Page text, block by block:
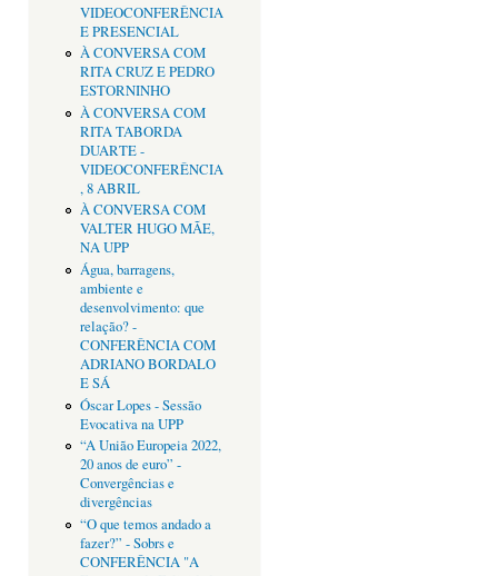
VIDEOCONFERÊNCIA
E PRESENCIAL
À CONVERSA COM
RITA CRUZ E PEDRO
ESTORNINHO
À CONVERSA COM
RITA TABORDA
DUARTE -
VIDEOCONFERÊNCIA
, 8 ABRIL
À CONVERSA COM
VALTER HUGO MÃE,
NA UPP
Água, barragens,
ambiente e
desenvolvimento: que
relação? -
CONFERÊNCIA COM
ADRIANO BORDALO
E SÁ
Óscar Lopes - Sessão
Evocativa na UPP
“A União Europeia 2022,
20 anos de euro” -
Convergências e
divergências
“O que temos andado a
fazer?” - Sobrs e
CONFERÊNCIA "A